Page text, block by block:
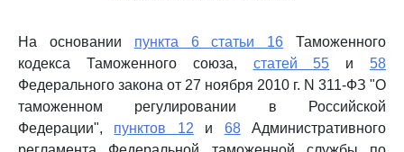
На основании пункта 6 статьи 16 Таможенного
кодекса Таможенного союза, статей 55 и 58
Федерального закона от 27 ноября 2010 г. N 311-ФЗ "О
таможенном регулировании в Российской
Федерации", пунктов 12 и 68Административного